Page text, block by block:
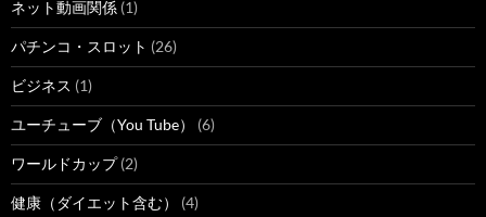
ネット動画関係 (1)
パチンコ・スロット (26)
ビジネス (1)
ユーチューブ（You Tube） (6)
ワールドカップ(2)
健康（ダイエット含む） (4)